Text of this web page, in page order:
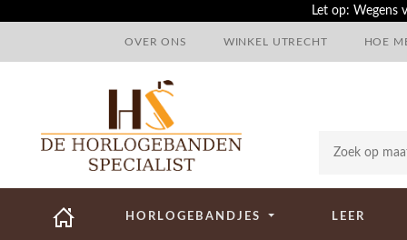
Let op: Wegens
OVER ONS WINKEL UTRECHT HOE
HORLOGEBANDJES LEER